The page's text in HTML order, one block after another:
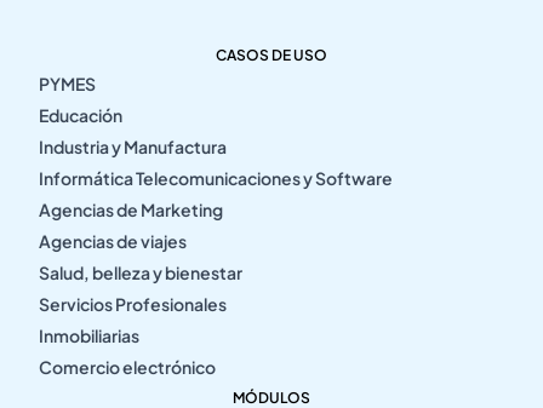
CASOS DE USO
PYMES
Educación
Industria y Manufactura
Informática Telecomunicaciones y Software
Agencias de Marketing
Agencias de viajes
Salud, belleza y bienestar
Servicios Profesionales
Inmobiliarias
Comercio electrónico
MÓDULOS